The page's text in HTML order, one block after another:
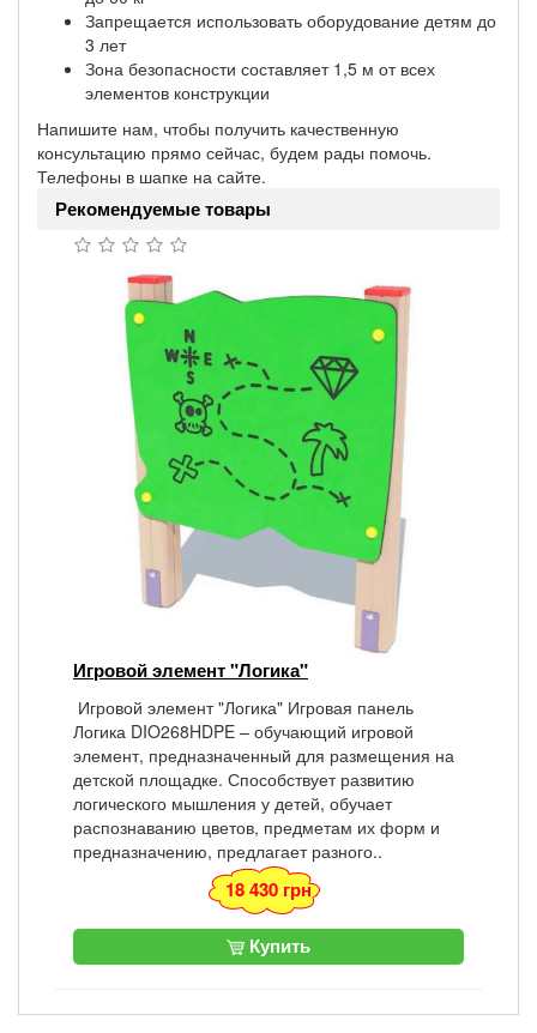
Запрещается использовать оборудование детям до
3 лет
Зона безопасности составляет 1,5 м от всех
элементов конструкции
Напишите нам, чтобы получить качественную
консультацию прямо сейчас, будем рады помочь.
Телефоны в шапке на сайте.
Рекомендуемые товары
Игровой элемент "Логика"
Игровой элемент "Логика" Игровая панель
Логика DIO268HDPE – обучающий игровой
элемент, предназначенный для размещения на
детской площадке. Способствует развитию
логического мышления у детей, обучает
распознаванию цветов, предметам их форм и
предназначению, предлагает разного..
18 430 грн
Купить